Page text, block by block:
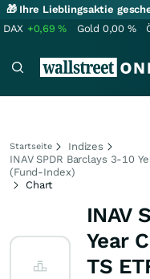
🎁 Ihre Lieblingsaktie
DAX +0,69% Gold 0,00 %
Startseite
Indizes
INAV SPDR Barclays 3-10
(Fund-Index)
Chart
INAV
Year
TS